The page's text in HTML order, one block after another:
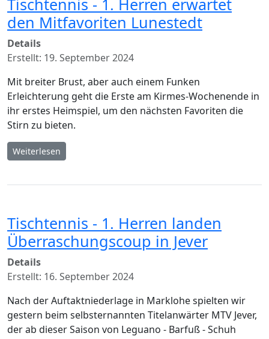
den Mitfavoriten Lunestedt
Details
Erstellt: 19. September 2024
Mit breiter Brust, aber auch einem Funken
Erleichterung geht die Erste am Kirmes-Wochenende in
ihr erstes Heimspiel, um den nächsten Favoriten die
Stirn zu bieten.
Weiterlesen
Tischtennis - 1. Herren landen
Überraschungscoup in Jever
Details
Erstellt: 16. September 2024
Nach der Auftaktniederlage in Marklohe spielten wir
gestern beim selbsternannten Titelanwärter MTV Jever,
der ab dieser Saison von Leguano - Barfuß - Schuh